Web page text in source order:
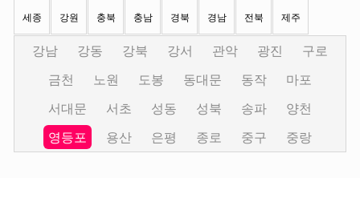
세종 강원 충북 충남 경북 경남 전북 제주
강남 강동 강북 강서 관악 광진
구로
금천
노원 도봉 동대문 동작
마포
서대문
서초 성동 성북 송파
양천
영등포
용산 은평 종로 중구 중랑